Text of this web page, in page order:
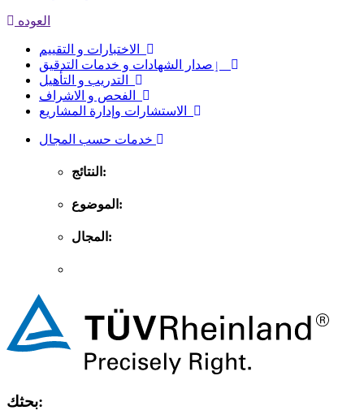
العوده
النتائج:
الموضوع:
المجال:
بحثك: